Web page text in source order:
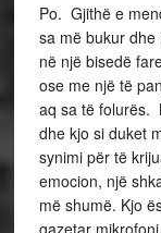
Po. Gjithë e
sa më bukur
në një bisedë
ose me një të
aq sa të folurës.
dhe kjo si duket
synimi për të
emocion, një
më shumë. Kjo
gazetar